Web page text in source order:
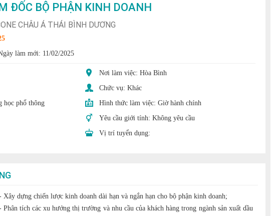
ĐỐC BỘ PHẬN KINH DOANH
CHÂU Á THÁI BÌNH DƯƠNG
làm mới: 11/02/2025
Nơi làm việc: Hòa Bình
Chức vụ: Khác
học phổ thông Hình thức làm việc: Giờ hành chính
Yêu cầu giới tính: Không yêu cầu
Vị trí tuyển dụng:
Xây dựng chiến lược kinh doanh dài hạn và ngắn hạn cho bộ phận kinh doanh;
Phân tích các xu hướng thị trường và nhu cầu của khách hàng trong ngành sản xuất dầu